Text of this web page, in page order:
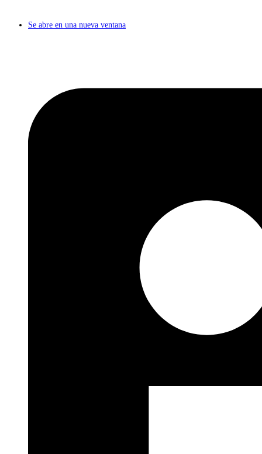
Se abre en una nueva ventana